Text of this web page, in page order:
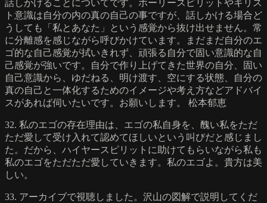
話しかけることについてです。ホーリースピリットやキリス
ト意識は自分の内の真の自己の事ですが、話しかける場合ど
うしても「私とあなた」という感覚から抜け出せません。常
に分離感を感じながら呼びかけています。まだまだ自分のエ
ゴ的な自己感覚が拭いきれず、頑張る自分で固い意識的な自
己感覚が強いです。自分で作り上げてきた世界の自分、固い
自己意識から、ゆだねる、明け渡す、空にする状態、自分の
真の自己と一体化するためのイメージや考え方などアドバイ
スがあれば伺いたいです。お願いします。 松本郁恵
32. 私のエゴの存在理由は、エゴの私自身を、醜い私をただ
ただ愛して受け入れて認めてほしいという叫びだと感じまし
た。だから、ハイヤースピリットに助けてもらいながら私も
私のエゴをただただ愛していきます。私のエゴよ。貴方は美
しい。
33. アーカイブで視聴しました。沢山の図解で説明してくだ